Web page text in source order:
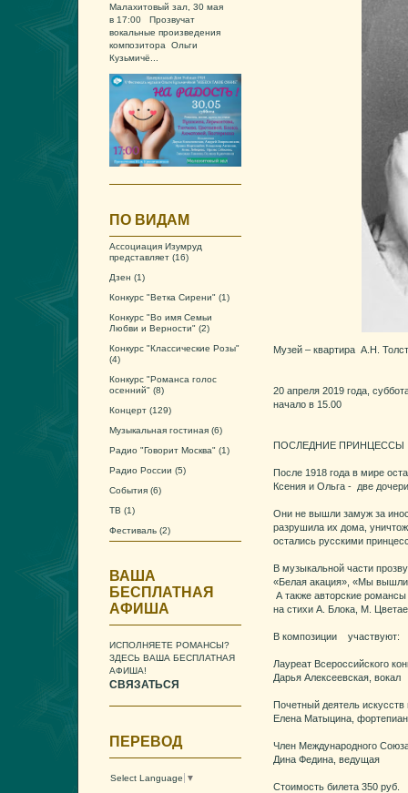
Музей – квартира А.Н.
20 апреля 2019 года,
начало в 15.00
ПОСЛЕДНИЕ ПРИНЦЕССЫ
После 1918 года в мире
Ксения и Ольга - две
Они не вышли замуж за
разрушила их дома,
остались русскими
В музыкальной части
«Белая акация», «Мы
А также авторские
на стихи А. Блока, М.
В композиции участвуют:
Лауреат Всероссийского
Дарья Алексеевская, вокал
Почетный деятель искусств
Елена Матыцина,
Член Международного
Дина Федина, ведущая
Стоимость билета 350 руб.
Малахитовый зал, 30 мая
в 17:00 Прозвучат
вокальные произведения
композитора Ольги
Кузьмичё...
ПО ВИДАМ
Ассоциация Изумруд
представляет (16)
Дзен (1)
Конкурс "Ветка Сирени" (1)
Конкурс "Во имя Семьи
Любви и Верности" (2)
Конкурс "Классические Розы"
(4)
Конкурс "Романса голос
осенний" (8)
Концерт (129)
Музыкальная гостиная (6)
Радио "Говорит Москва" (1)
Радио России (5)
События (6)
ТВ (1)
Фестиваль (2)
ВАША
БЕСПЛАТНАЯ
АФИША
ИСПОЛНЯЕТЕ РОМАНСЫ?
ЗДЕСЬ ВАША БЕСПЛАТНАЯ
АФИША!
СВЯЗАТЬСЯ
ПЕРЕВОД
Select Language ▼